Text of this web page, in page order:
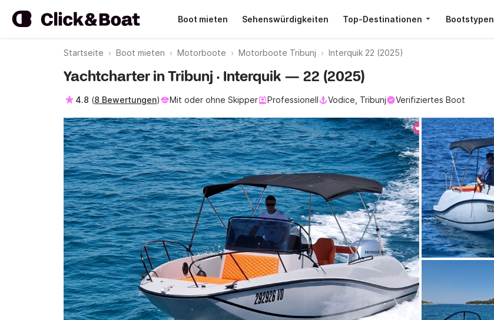
Boot mieten Sehenswürdigkeiten Top-Destinationen Bootstypen
Startseite Boot mieten Motorboote Motorboote Tribunj Interquik 22 (2025)
Yachtcharter in Tribunj · Interquik — 22 (2025)
4.8 (8 Bewertungen) Mit oder ohne Skipper Professionell Vodice, Tribunj Verifiziertes Boot